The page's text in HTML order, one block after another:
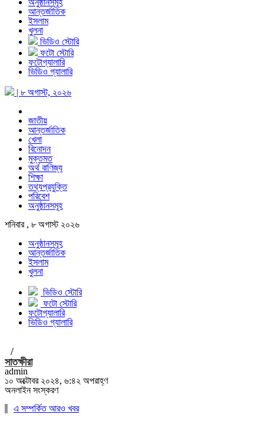
অনুষ্ঠানসমূহ
আন্তর্জাতিক
ইসলাম
খুলনা
ভিডিও স্টোরি
ফটো স্টোরি
ফটোগ্যালারি
ভিডিও গ্যালারি
| ৮ অগাস্ট, ২০২৬
জাতীয়
আন্তর্জাতিক
খেলা
বিনোদন
মুক্তমত
অর্থ বাণিজ্য
শিক্ষা
তথ্যপ্রযুক্তি
পরিবেশ
অনুষ্ঠানসমূহ
শনিবার , ৮ অগাস্ট ২০২৬
অনুষ্ঠানসমূহ
আন্তর্জাতিক
ইসলাম
খুলনা
ভিডিও স্টোরি
ফটো স্টোরি
ফটোগ্যালারি
ভিডিও গ্যালারি
/
সাতক্ষীরা
admin
১০ অক্টোবর ২০২৪, ৬:৪২ অপরাহ্ণ
অনলাইন সংস্করণ
এ সম্পর্কিত আরও খবর